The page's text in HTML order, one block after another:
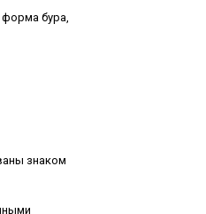
бура,
знаком